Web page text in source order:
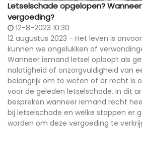
Letselschade opgelopen?
vergoeding?
12-8-2023 10:30
12 augustus 2023 - Het leven is
kunnen we ongelukken of
Wanneer iemand letsel oploopt als
nalatigheid of onzorgvuldigheid van
belangrijk om te weten of er recht is
voor de geleden letselschade. In dit
bespreken wanneer iemand recht
bij letselschade en welke stappen er
worden om deze vergoeding te